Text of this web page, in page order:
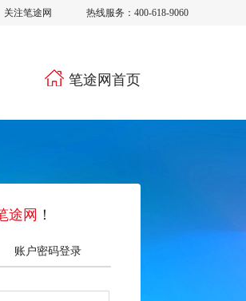
关注笔途网 热线服务： 400-618-9060
笔途网首页
途网 ！
账户密码登录